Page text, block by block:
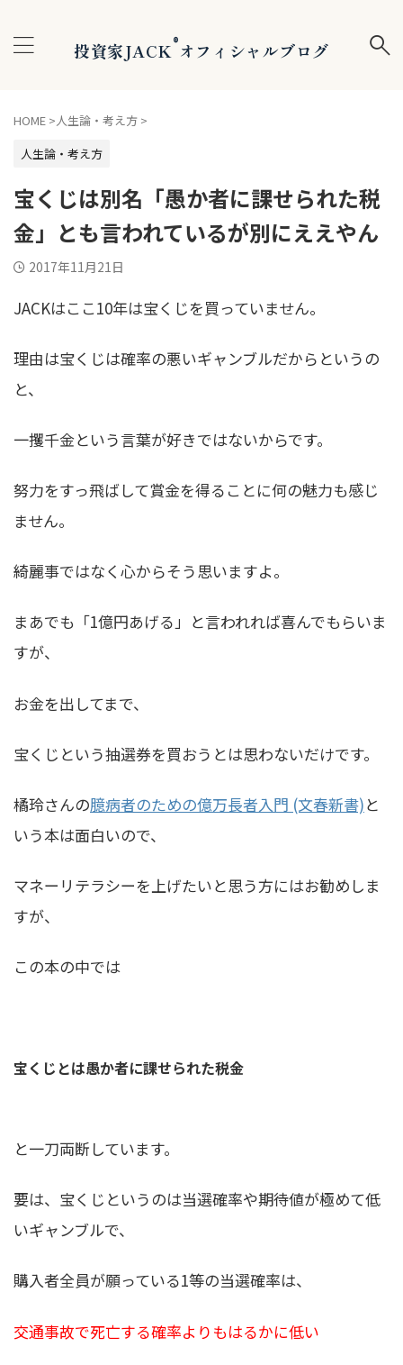
投資家JACK®オフィシャルブログ
HOME >人生論・考え方 >
人生論・考え方
宝くじは別名「愚か者に課せられた税
金」とも言われているが別にええやん
2017年11月21日
JACKはここ10年は宝くじを買っていません。
理由は宝くじは確率の悪いギャンブルだからというの
と、
一攫千金という言葉が好きではないからです。
努力をすっ飛ばして賞金を得ることに何の魅力も感じ
ません。
綺麗事ではなく心からそう思いますよ。
まあでも「1億円あげる」と言われれば喜んでもらいま
すが、
お金を出してまで、
宝くじという抽選券を買おうとは思わないだけです。
橘玲さんの臆病者のための億万長者入門 (文春新書)と
いう本は面白いので、
マネーリテラシーを上げたいと思う方にはお勧めしま
すが、
この本の中では
宝くじとは愚か者に課せられた税金
と一刀両断しています。
要は、宝くじというのは当選確率や期待値が極めて低
いギャンブルで、
購入者全員が願っている1等の当選確率は、
交通事故で死亡する確率よりもはるかに低い